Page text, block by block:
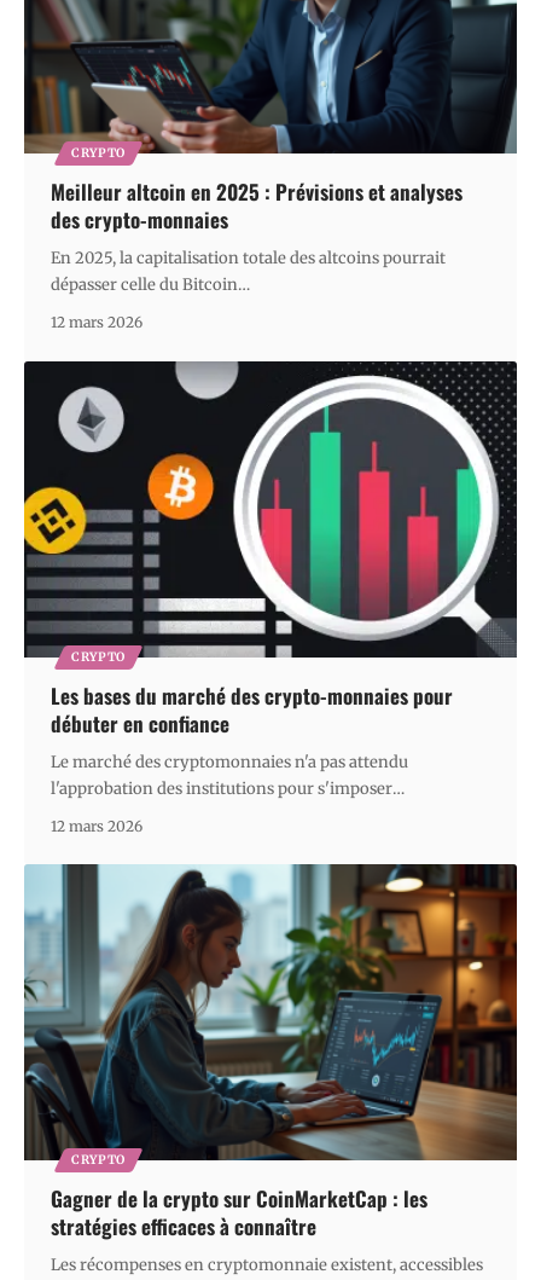
CRYPTO
Meilleur altcoin en 2025 : Prévisions et analyses
des crypto-monnaies
En 2025, la capitalisation totale des altcoins pourrait
dépasser celle du Bitcoin…
12 mars 2026
CRYPTO
Les bases du marché des crypto-monnaies pour
débuter en confiance
Le marché des cryptomonnaies n'a pas attendu
l'approbation des institutions pour s'imposer…
12 mars 2026
CRYPTO
Gagner de la crypto sur CoinMarketCap : les
stratégies efficaces à connaître
Les récompenses en cryptomonnaie existent, accessibles